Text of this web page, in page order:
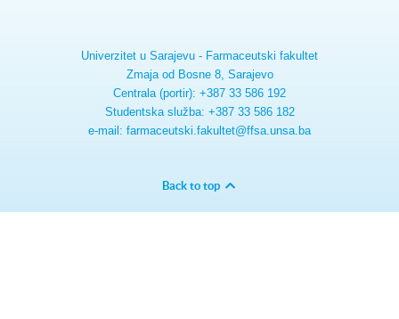
Univerzitet u Sarajevu - Farmaceutski fakultet
Zmaja od Bosne 8, Sarajevo
Centrala (portir): +387 33 586 192
Studentska služba: +387 33 586 182
e-mail: farmaceutski.fakultet@ffsa.unsa.ba
Back to top